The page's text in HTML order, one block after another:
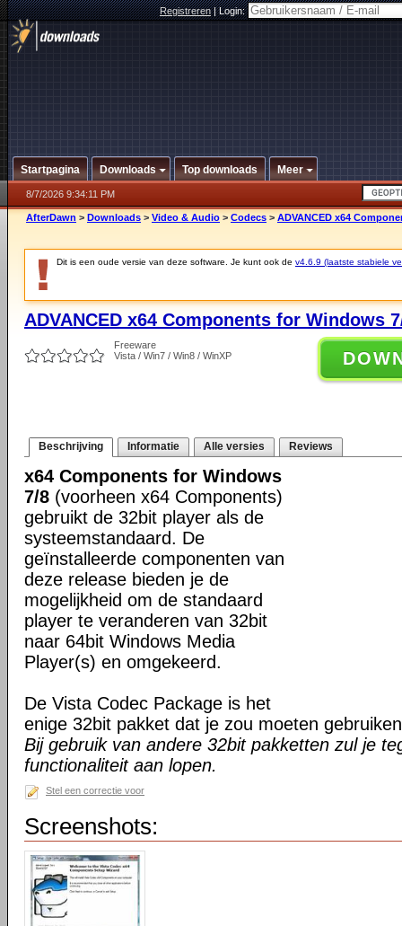
Registreren|Login:
Startpagina Downloads Top downloads Meer
8/7/2026 9:34:11 PM
AfterDawn > Downloads > Video & Audio > Codecs > ADVANCED x64
Dit is een oude versie van deze software. Je kunt ook de v4.6.9 (laatste stabiele
ADVANCED x64 Components for Windows
Freeware
Vista / Win7 / Win8 / WinXP
Beschrijving Informatie Alle versies Reviews
x64 Components for Windows
7/8 (voorheen x64 Components)
gebruikt de 32bit player als de
systeemstandaard. De
geïnstalleerde componenten van
deze release bieden je de
mogelijkheid om de standaard
player te veranderen van 32bit
naar 64bit Windows Media
Player(s) en omgekeerd.
De Vista Codec Package is het
enige 32bit pakket dat je zou moeten
Bij gebruik van andere 32bit pakketten zul je
functionaliteit aan lopen.
Stel een correctie voor
Screenshots: